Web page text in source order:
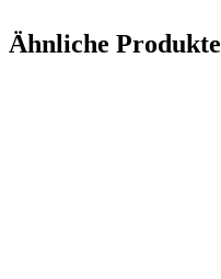
Ähnliche Produkte